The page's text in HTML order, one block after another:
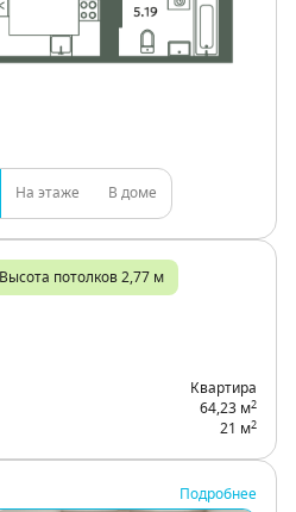
На этаже В доме
Высота потолков 2,77 м
Квартира
64,23 м2
21 м2
Подробнее